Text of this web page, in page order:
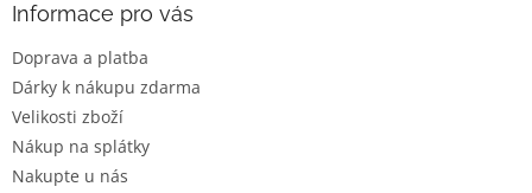
Informace pro vás
Doprava a platba
Dárky k nákupu zdarma
Velikosti zboží
Nákup na splátky
Nakupte u nás